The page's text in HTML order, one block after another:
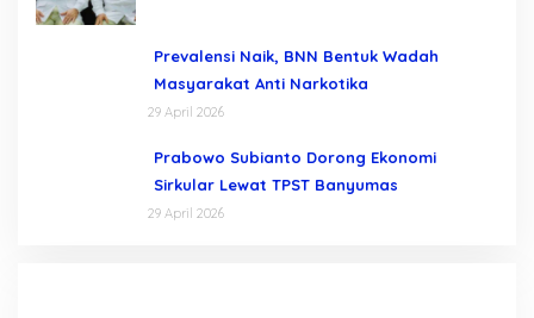
Prevalensi Naik, BNN Bentuk Wadah
Masyarakat Anti Narkotika
29 April 2026
Prabowo Subianto Dorong Ekonomi
Sirkular Lewat TPST Banyumas
29 April 2026